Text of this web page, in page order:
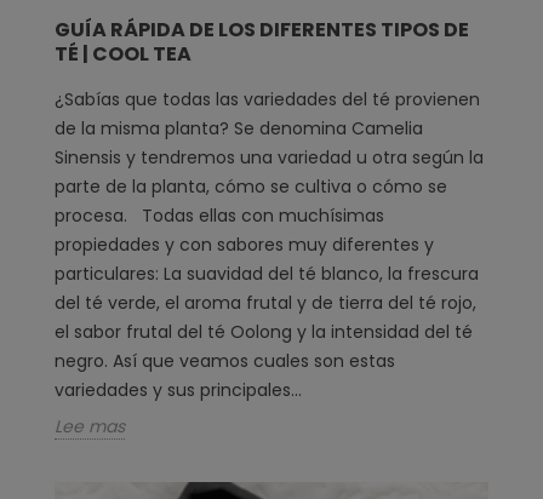
GUÍA RÁPIDA DE LOS DIFERENTES TIPOS DE
TÉ | COOL TEA
¿Sabías que todas las variedades del té provienen
de la misma planta? Se denomina Camelia
Sinensis y tendremos una variedad u otra según la
parte de la planta, cómo se cultiva o cómo se
procesa. Todas ellas con muchísimas
propiedades y con sabores muy diferentes y
particulares: La suavidad del té blanco, la frescura
del té verde, el aroma frutal y de tierra del té rojo,
el sabor frutal del té Oolong y la intensidad del té
negro. Así que veamos cuales son estas
variedades y sus principales...
Lee mas